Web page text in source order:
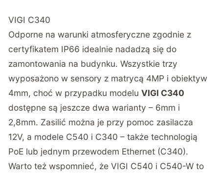
VIGI C340
Odporne na warunki atmosferyczne zgodnie z
certyfikatem IP66 idealnie nadadzą się do
zamontowania na budynku. Wszystkie trzy
wyposażono w sensory z matrycą 4MP i obiektyw
4mm, choć w przypadku modeluVIGI C340
dostępne są jeszcze dwa warianty – 6mm i
2,8mm. Zasilić można je przy pomoc zasilacza
12V, a modele C540 i C340 – także technologią
PoE lub jednym przewodem Ethernet (C340).
Warto też wspomnieć, że VIGI C540 i C540-W to